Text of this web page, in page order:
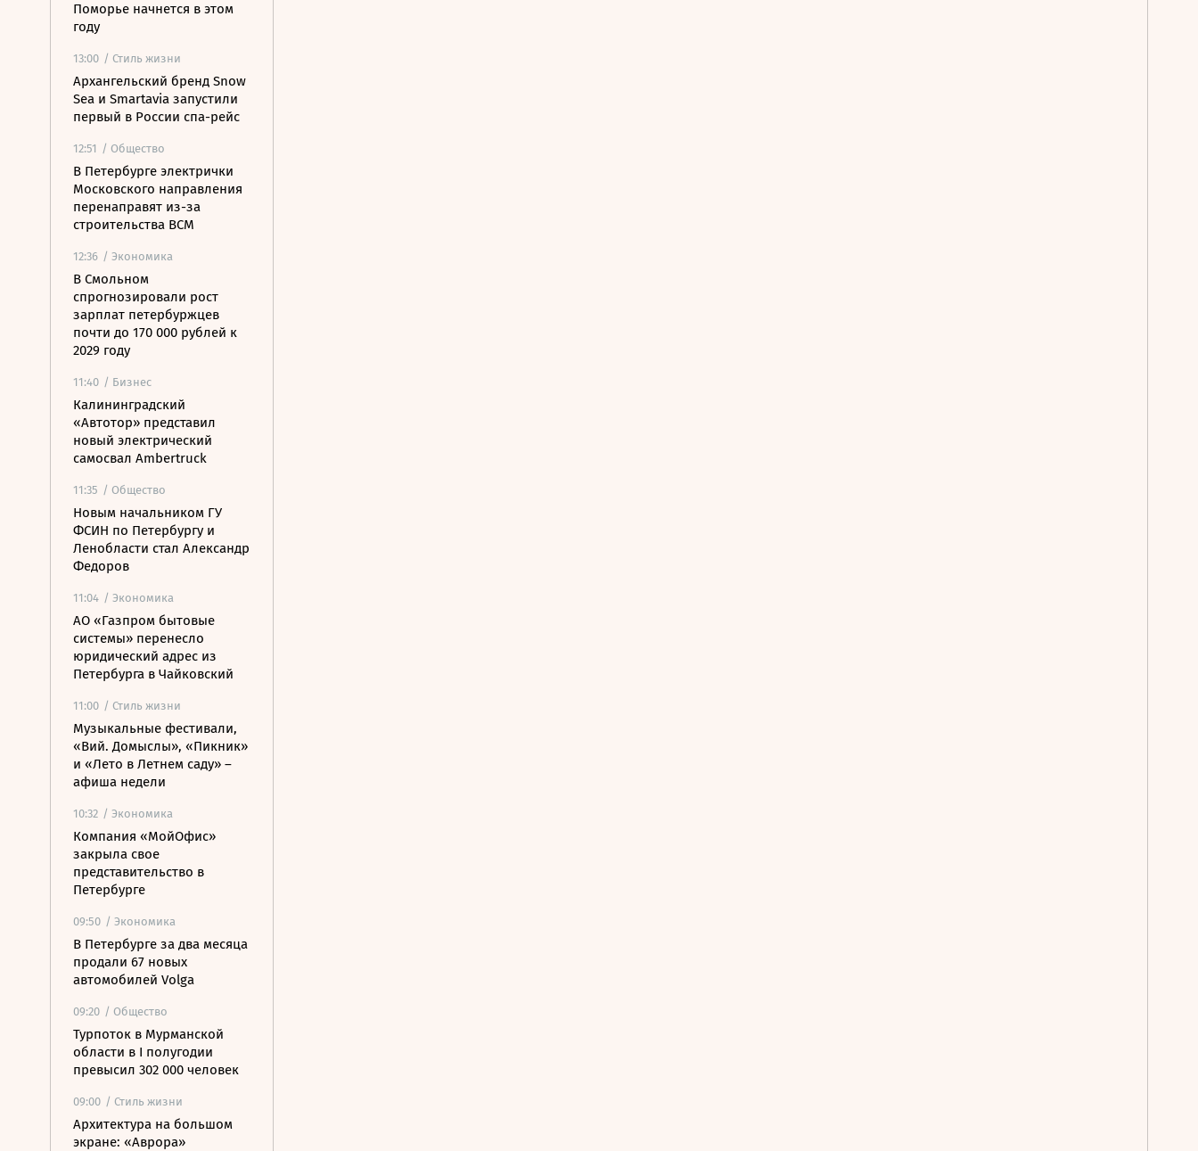
Поморье начнется в этом
году
13:00 / Стиль жизни
Архангельский бренд Snow
Sea и Smartavia запустили
первый в России спа-рейс
12:51 / Общество
В Петербурге электрички
Московского направления
перенаправят из-за
строительства ВСМ
12:36 / Экономика
В Смольном
спрогнозировали рост
зарплат петербуржцев
почти до 170 000 рублей к
2029 году
11:40 / Бизнес
Калининградский
«Автотор» представил
новый электрический
самосвал Ambertruck
11:35 / Общество
Новым начальником ГУ
ФСИН по Петербургу и
Ленобласти стал Александр
Федоров
11:04 / Экономика
АО «Газпром бытовые
системы» перенесло
юридический адрес из
Петербурга в Чайковский
11:00 / Стиль жизни
Музыкальные фестивали,
«Вий. Домыслы», «Пикник»
и «Лето в Летнем саду» –
афиша недели
10:32 / Экономика
Компания «МойОфис»
закрыла свое
представительство в
Петербурге
09:50 / Экономика
В Петербурге за два месяца
продали 67 новых
автомобилей Volga
09:20 / Общество
Турпоток в Мурманской
области в I полугодии
превысил 302 000 человек
09:00 / Стиль жизни
Архитектура на большом
экране: «Аврора»